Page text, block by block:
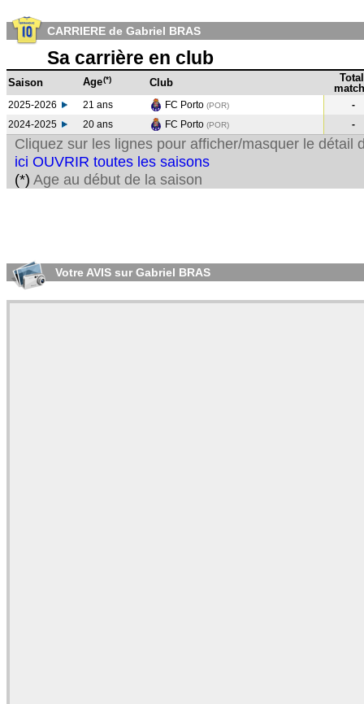
CARRIERE de Gabriel BRAS
Sa carrière en club
Saison Age(*) Club
Total
2025-2026 21 ans FC Porto (POR)
-
2024-2025
20 ans FC Porto (POR) -
Cliquez sur les lignes pour afficher/masquer le détail
ici OUVRIR toutes les saisons
(*) Age au début de la saison
Votre AVIS sur Gabriel BRAS